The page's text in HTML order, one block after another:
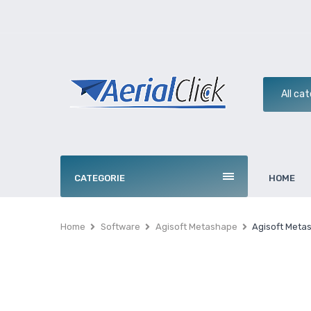
CATEGORIE HOME
Home Software Agisoft Metashape Agisoft